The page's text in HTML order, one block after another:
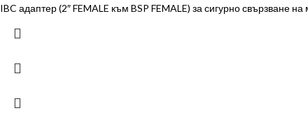
IBC адаптер (2″ FEMALE към BSP FEMALE) за сигурно свързване